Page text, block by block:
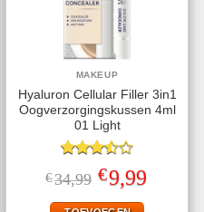
MAKEUP
Hyaluron Cellular Filler 3in1
Oogverzorgingskussen 4ml
01 Light
Gewaardeerd
3.50uit
€34,99 Oorspronkelijke
prijs
was:
€9,99Huidige
prijs